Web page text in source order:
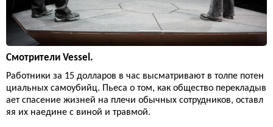
Смотрители Vessel.
Работники за 15 долларов в час высматривают в толпе потен
циальных самоубийц. Пьеса о том, как общество перекладыв
ает спасение жизней на плечи обычных сотрудников, оставл
яя их наедине с виной и травмой.